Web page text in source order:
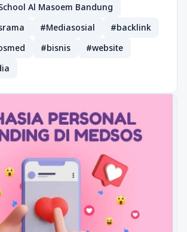
Al Masoem Bandung
#Mediasosial
#backlink
#bisnis
#website